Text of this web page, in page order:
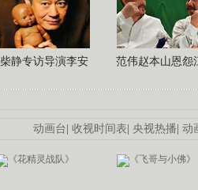
柴静专访导演李安 范伟赵本山恩怨
动画台 收视时间表 央视热播 动